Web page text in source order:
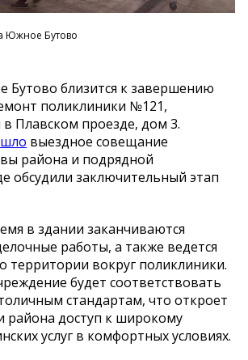
Южное Бутово
близится кзавершению
поликлиники №121,
в Плавском проезде, дом 3.
выездное совещание
района и подрядной
обсудили заключительный этап
в здании заканчиваются
работы, а также ведется
территории вокруг поликлиники.
будет соответствовать
стандартам, что откроет
района доступ к широкому
услуг в комфортных условиях.